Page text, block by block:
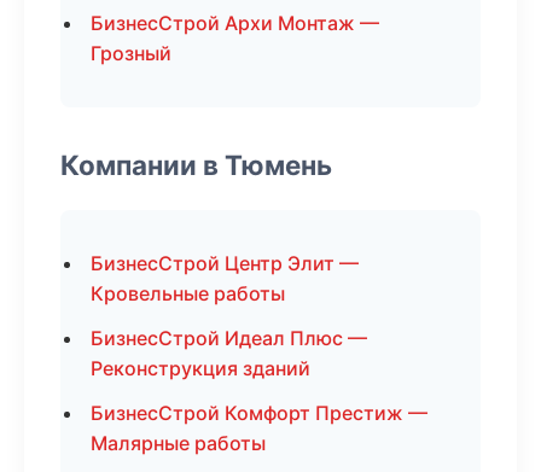
БизнесСтрой Архи Монтаж —
Грозный
Компании в Тюмень
БизнесСтрой Центр Элит —
Кровельные работы
БизнесСтрой Идеал Плюс —
Реконструкция зданий
БизнесСтрой Комфорт Престиж —
Малярные работы